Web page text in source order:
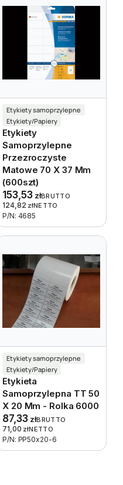
Etykiety samoprzylepne
Etykiety/Papiery
Etykiety
Samoprzylepne
Przezroczyste
Matowe 70 X 37 Mm
(600szt)
153,53 złBRUTTO
124,82 złNETTO
P/N: 4685
Etykiety samoprzylepne
Etykiety/Papiery
Etykieta
Samoprzylepna TT 50
X 20 Mm - Rolka 6000
87,33 złBRUTTO
71,00 złNETTO
P/N: PP50x20-6